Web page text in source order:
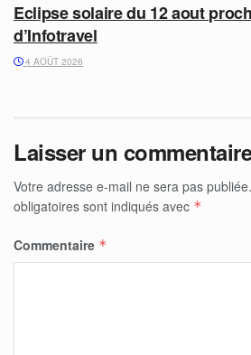
Eclipse solaire du 12 aout
d’Infotravel
4 AOÛT 2026
Laisser un
Votre adresse e-mail ne sera pas publiée.
obligatoires sont indiqués avec *
Commentaire *